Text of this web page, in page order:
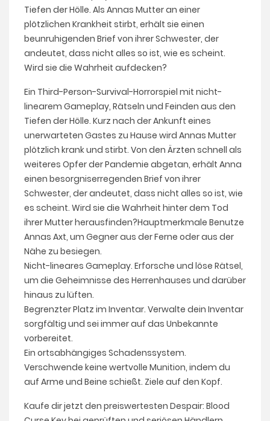
Tiefen der Hölle. Als Annas Mutter an einer
plötzlichen Krankheit stirbt, erhält sie einen
beunruhigenden Brief von ihrer Schwester, der
andeutet, dass nicht alles so ist, wie es scheint.
Wird sie die Wahrheit aufdecken?
Ein Third-Person-Survival-Horrorspiel mit nicht-
linearem Gameplay, Rätseln und Feinden aus den
Tiefen der Hölle. Kurz nach der Ankunft eines
unerwarteten Gastes zu Hause wird Annas Mutter
plötzlich krank und stirbt. Von den Ärzten schnell als
weiteres Opfer der Pandemie abgetan, erhält Anna
einen besorgniserregenden Brief von ihrer
Schwester, der andeutet, dass nicht alles so ist, wie
es scheint. Wird sie die Wahrheit hinter dem Tod
ihrer Mutter herausfinden?Hauptmerkmale Benutze
Annas Axt, um Gegner aus der Ferne oder aus der
Nähe zu besiegen.
Nicht-lineares Gameplay. Erforsche und löse Rätsel,
um die Geheimnisse des Herrenhauses und darüber
hinaus zu lüften.
Begrenzter Platz im Inventar. Verwalte dein Inventar
sorgfältig und sei immer auf das Unbekannte
vorbereitet.
Ein ortsabhängiges Schadenssystem.
Verschwende keine wertvolle Munition, indem du
auf Arme und Beine schießt. Ziele auf den Kopf.
Kaufe dir jetzt den preiswertesten Despair: Blood